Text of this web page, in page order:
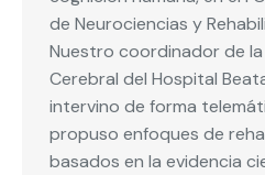
de Neurociencias y
Nuestro coordinador de
Cerebral del Hospital
intervino de forma
propuso enfoques de
basados ​​en la evidencia